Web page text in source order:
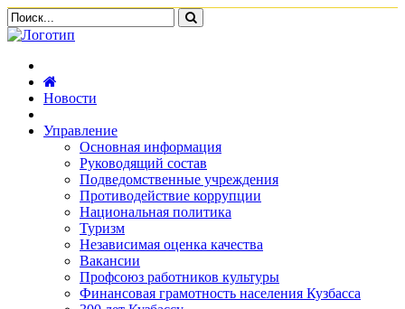
Новости
Управление
Основная информация
Руководящий состав
Подведомственные учреждения
Противодействие коррупции
Национальная политика
Туризм
Независимая оценка качества
Вакансии
Профсоюз работников культуры
Финансовая грамотность населения Кузбасса